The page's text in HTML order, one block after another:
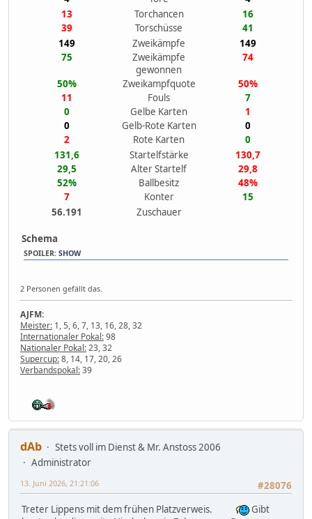
13
Torchancen
16
39
Torschüsse
41
149
Zweikämpfe
149
75
Zweikämpfe
gewonnen
74
50% Zweikampfquote
50%
11
Fouls
7
0
Gelbe Karten
1
0
Gelb-Rote Karten
0
2
Rote Karten
0
131,6
Startelfstärke
130,7
29,5
Alter Startelf
29,8
52%
Ballbesitz
48%
7
Konter
15
56.191
Zuschauer
Schema
SPOILER: SHOW
2 Personen gefällt das.
AJFM:
Meister: 1, 5, 6, 7, 13, 16, 28, 32
Internationaler Pokal:98
Nationaler Pokal:23, 32
Supercup:8, 14, 17, 20, 26
Verbandspokal:39
dAb
Stets voll im Dienst & Mr. Anstoss 2006
Administrator
#28076
13. Juni 2026, 21:21:06
Treter Lippens mit dem frühen Platzverweis.
Gibt